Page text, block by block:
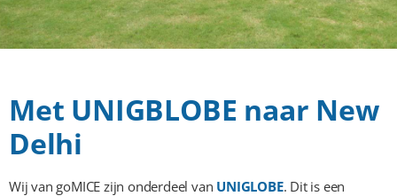
Met UNIGBLOBE naar New
Delhi
Wij van goMICE zijn onderdeel van UNIGLOBE. Dit is een